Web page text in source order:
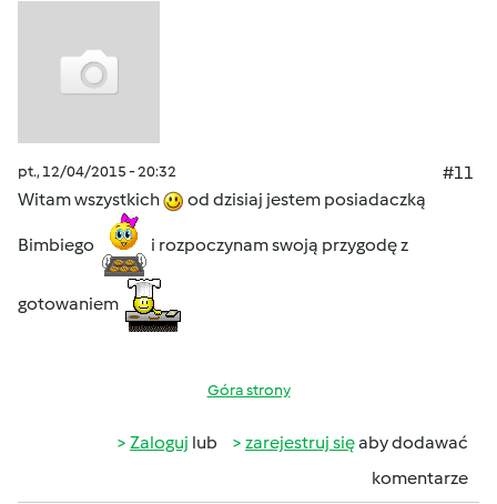
pt., 12/04/2015 - 20:32
#11
Witam wszystkich
od dzisiaj jestem posiadaczką
Bimbiego i rozpoczynam swoją przygodę z
gotowaniem
Góra strony
Zaloguj lub zarejestruj sięaby dodawać
komentarze